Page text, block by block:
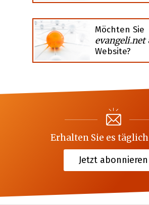
Möchten Sie
evangeli.net
Website?
Erhalten Sie es
Jetzt abonnieren